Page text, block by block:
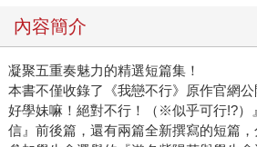
內容簡介
凝聚五重奏魅力的精選短篇集！
本書不僅收錄了《我戀不行》原作官網
好學妹嘛！絕對不行！（※似乎可行!?）
信』前後篇，還有兩篇全新撰寫的短篇